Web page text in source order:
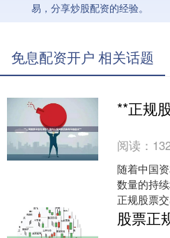
易，分享炒股配资的经验。
免息配资开户 相关话题
阅读：
随着中国
数量的持
正规股票
考虑的问
台手机股